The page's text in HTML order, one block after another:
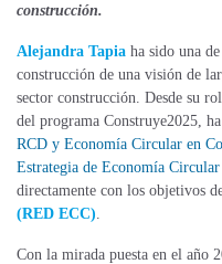
construcción.
Alejandra Tapia ha sido una
construcción de una visión de
sector construcción. Desde su
del programa Construye2025,
RCD y Economía Circular en
Estrategia de Economía
directamente con los objetivos
(RED ECC)
Con la mirada puesta en el año